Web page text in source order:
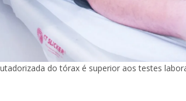
do tórax é superior aos testes